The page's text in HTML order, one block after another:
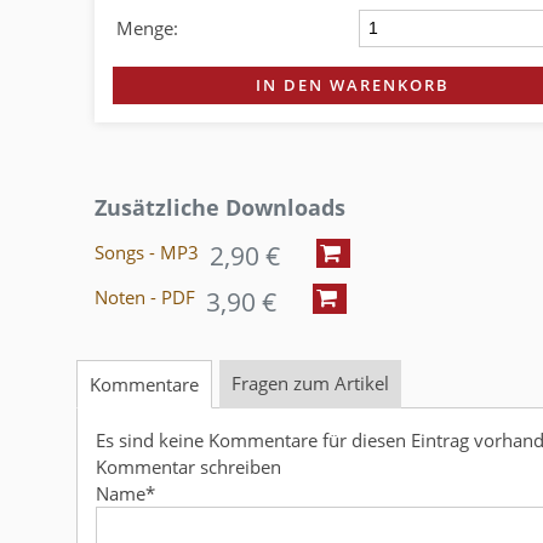
Menge:
IN DEN WARENKORB
Zusätzliche Downloads
Songs - MP3 2,90 €
Noten - PDF 3,90 €
Kommentare Fragen zum Artikel
Es sind keine Kommentare für diesen Eintrag
Kommentar schreiben
Name*